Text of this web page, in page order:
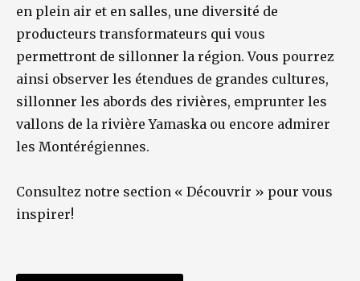
en plein air et en salles, une diversité de
producteurs transformateurs qui vous
permettront de sillonner la région. Vous pourrez
ainsi observer les étendues de grandes cultures,
sillonner les abords des rivières, emprunter les
vallons de la rivière Yamaska ou encore admirer
les Montérégiennes.
Consultez notre section « Découvrir » pour vous
inspirer!